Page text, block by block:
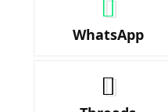
WhatsApp